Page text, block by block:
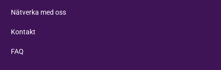
Nätverka med oss
Kontakt
FAQ